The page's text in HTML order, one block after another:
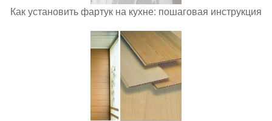
Как установить фартук на кухне: пошаговая инструкция